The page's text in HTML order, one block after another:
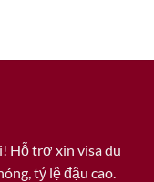
Hỗ trợ xin visa du
tỷ lệ đậu cao.